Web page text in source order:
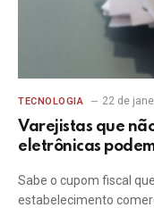
TECNOLOGIA 22 de
Varejistas que
eletrônicas
Sabe o cupom fiscal
estabelecimento